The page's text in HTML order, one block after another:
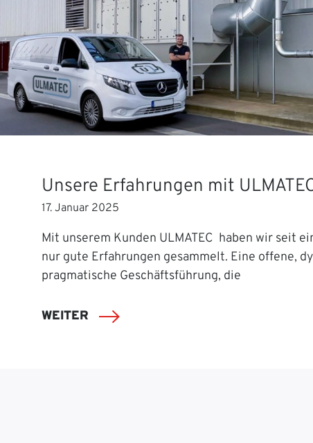
Unsere Erfahrungen mit
17. Januar 2025
Mit unserem Kunden ULMATEC haben wir seit
nur gute Erfahrungen gesammelt. Eine offene,
pragmatische Geschäftsführung, die
WEITER